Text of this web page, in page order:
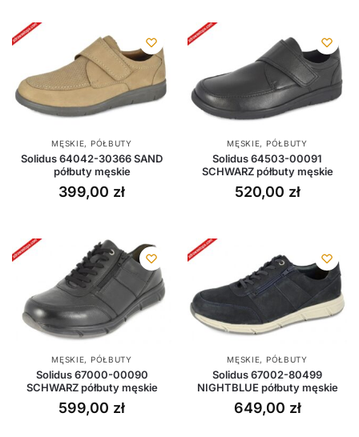
MĘSKIE, PÓŁBUTY
Solidus 64042-30366 SAND
półbuty męskie
399,00 zł
MĘSKIE, PÓŁBUTY
Solidus 64503-00091
SCHWARZ półbuty męskie
520,00 zł
MĘSKIE, PÓŁBUTY
Solidus 67000-00090
SCHWARZ półbuty męskie
599,00 zł
MĘSKIE, PÓŁBUTY
Solidus 67002-80499
NIGHTBLUE półbuty męskie
649,00 zł